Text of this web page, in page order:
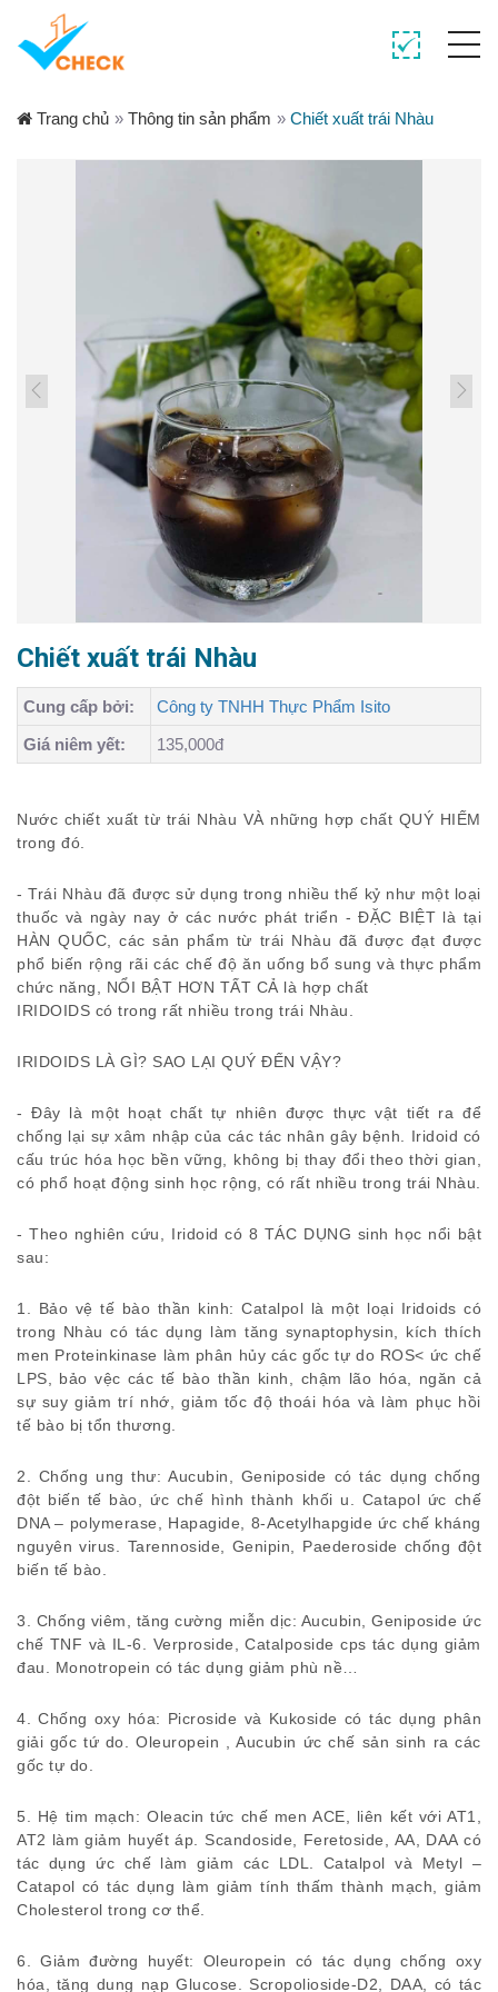
Trang chủ » Thông tin sản phẩm » Chiết xuất trái Nhàu
Chiết xuất trái Nhàu
Cung cấp bởi:
Công ty TNHH Thực Phẩm Isito
Giá niêm yết:
135,000đ
Nước chiết xuất từ trái Nhàu VÀ những hợp chất QUÝ HIẾM
trong đó.
- Trái Nhàu đã được sử dụng trong nhiều thế kỷ như một loại
thuốc và ngày nay ở các nước phát triển - ĐẶC BIỆT là tại
HÀN QUỐC, các sản phẩm từ trái Nhàu đã được đạt được
phổ biến rộng rãi các chế độ ăn uống bổ sung và thực phẩm
chức năng, NỔI BẬT HƠN TẤT CẢ là hợp chất
IRIDOIDS có trong rất nhiều trong trái Nhàu.
IRIDOIDS LÀ GÌ? SAO LẠI QUÝ ĐẾN VẬY?
- Đây là một hoạt chất tự nhiên được thực vật tiết ra để
chống lại sự xâm nhập của các tác nhân gây bệnh. Iridoid có
cấu trúc hóa học bền vững, không bị thay đổi theo thời gian,
có phổ hoạt động sinh học rộng, có rất nhiều trong trái Nhàu.
- Theo nghiên cứu, Iridoid có 8 TÁC DỤNG sinh học nổi bật
sau:
1. Bảo vệ tế bào thần kinh: Catalpol là một loại Iridoids có
trong Nhàu có tác dụng làm tăng synaptophysin, kích thích
men Proteinkinase làm phân hủy các gốc tự do ROS< ức chế
LPS, bảo vệc các tế bào thần kinh, chậm lão hóa, ngăn cả
sự suy giảm trí nhớ, giảm tốc độ thoái hóa và làm phục hồi
tế bào bị tổn thương.
2. Chống ung thư: Aucubin, Geniposide có tác dụng chống
đột biến tế bào, ức chế hình thành khối u. Catapol ức chế
DNA – polymerase, Hapagide, 8-Acetylhapgide ức chế kháng
nguyên virus. Tarennoside, Genipin, Paederoside chống đột
biến tế bào.
3. Chống viêm, tăng cường miễn dịc: Aucubin, Geniposide ức
chế TNF và IL-6. Verproside, Catalposide cps tác dụng giảm
đau. Monotropein có tác dụng giảm phù nề…
4. Chống oxy hóa: Picroside và Kukoside có tác dụng phân
giải gốc tứ do. Oleuropein , Aucubin ức chế sản sinh ra các
gốc tự do.
5. Hệ tim mạch: Oleacin tức chế men ACE, liên kết với AT1,
AT2 làm giảm huyết áp. Scandoside, Feretoside, AA, DAA có
tác dụng ức chế làm giảm các LDL. Catalpol và Metyl –
Catapol có tác dụng làm giảm tính thấm thành mạch, giảm
Cholesterol trong cơ thể.
6. Giảm đường huyết: Oleuropein có tác dụng chống oxy
hóa, tăng dung nạp Glucose. Scropolioside-D2, DAA, có tác